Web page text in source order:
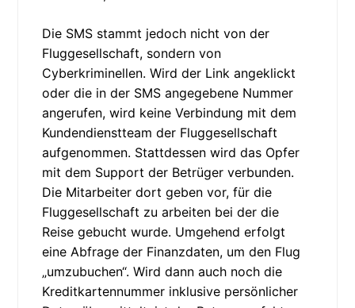
Die SMS stammt jedoch nicht von der
Fluggesellschaft, sondern von
Cyberkriminellen. Wird der Link angeklickt
oder die in der SMS angegebene Nummer
angerufen, wird keine Verbindung mit dem
Kundendienstteam der Fluggesellschaft
aufgenommen. Stattdessen wird das Opfer
mit dem Support der Betrüger verbunden.
Die Mitarbeiter dort geben vor, für die
Fluggesellschaft zu arbeiten bei der die
Reise gebucht wurde. Umgehend erfolgt
eine Abfrage der Finanzdaten, um den Flug
„umzubuchen“. Wird dann auch noch die
Kreditkartennummer inklusive persönlicher